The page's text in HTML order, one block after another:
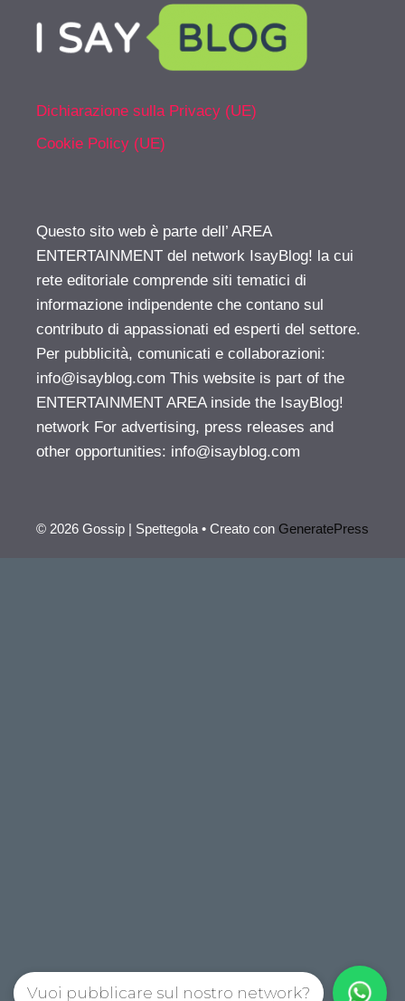
Dichiarazione sulla Privacy (UE)
Cookie Policy (UE)
Questo sito web è parte dell’ AREA
ENTERTAINMENT del network IsayBlog! la cui
rete editoriale comprende siti tematici di
informazione indipendente che contano sul
contributo di appassionati ed esperti del settore.
Per pubblicità, comunicati e collaborazioni:
info@isayblog.com This website is part of the
ENTERTAINMENT AREA inside the IsayBlog!
network For advertising, press releases and
other opportunities: info@isayblog.com
© 2026 Gossip | Spettegola • Creato con GeneratePress
Vuoi pubblicare sul nostro network?